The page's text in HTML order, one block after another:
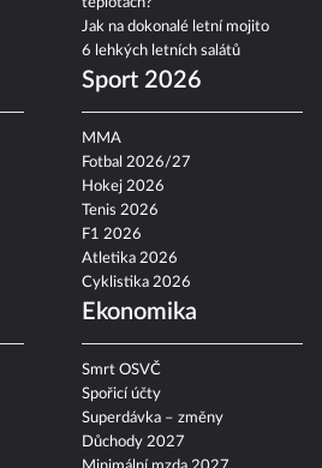
teplotách?
Jak na dokonalé letní mojito
6 lehkých letních salátů
Sport 2026
MMA
Fotbal 2026/27
Hokej 2026
Tenis 2026
F1 2026
Atletika 2026
Cyklistika 2026
Ekonomika
Smrt OSVČ
Spořicí účty
Superdávka – změny
Důchody 2027